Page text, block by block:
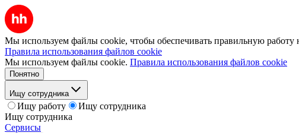
Мы используем файлы cookie, чтобы обеспечивать правильную работу
Правила использования файлов cookie
Мы используем файлы cookie. Правила использования файлов cookie
Понятно
Ищу сотрудника
Ищу работу
Ищу сотрудника
Ищу сотрудника
Сервисы